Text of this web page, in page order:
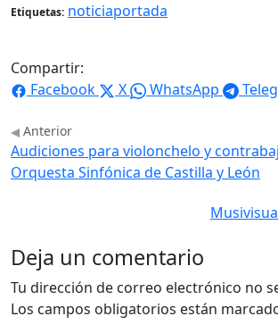
Etiquetas: noticiaportada
Compartir:
Facebook
X WhatsApp
Anterior
Audiciones para violonchelo y
Orquesta Sinfónica de Castilla y León
Deja un comentario
Tu dirección de correo electrónico no
Los campos obligatorios están